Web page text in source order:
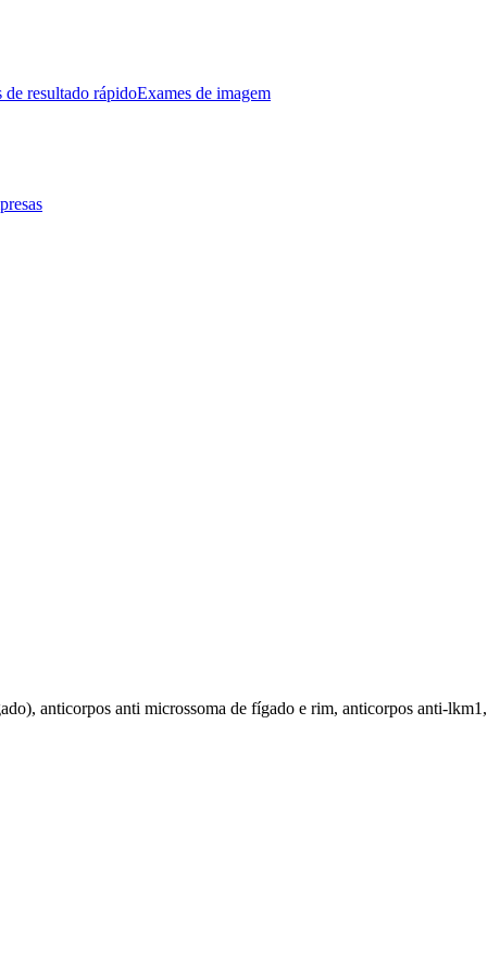
de resultado rápidoExames de imagem
anticorpos anti microssoma de fígado e rim, anticorpos anti-lkm1,